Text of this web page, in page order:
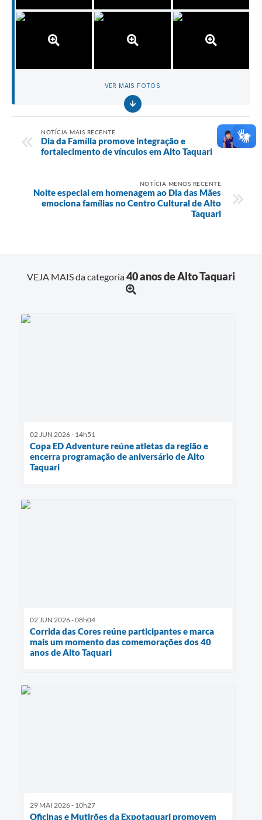
VER MAIS FOTOS
NOTÍCIA MAIS RECENTE
Dia da Família promove integração e
fortalecimento de vínculos em Alto Taquari
NOTÍCIA MENOS RECENTE
Noite especial em homenagem ao Dia das Mães
emociona famílias no Centro Cultural de Alto
Taquari
VEJA MAIS da categoria40 anos de Alto Taquari
02 JUN 2026 - 14h51
Copa ED Adventure reúne atletas da região e
encerra programação de aniversário de Alto
Taquari
02 JUN 2026 - 08h04
Corrida das Cores reúne participantes e marca
mais um momento das comemorações dos 40
anos de Alto Taquari
29 MAI 2026 - 10h27
Oficinas e Mutirões da Expotaquari promovem